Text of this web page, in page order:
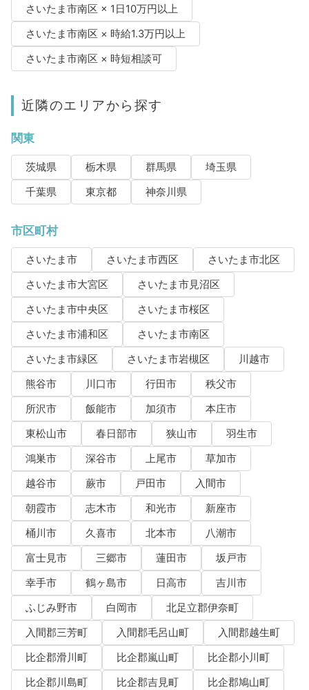
さいたま市南区 × 1日10万円以上
さいたま市南区 × 時給1.3万円以上
さいたま市南区 × 時短相談可
近隣のエリアから探す
関東
茨城県 栃木県 群馬県
埼玉県
千葉県
東京都 神奈川県
市区町村
さいたま市 さいたま市西区
さいたま市北区
さいたま市大宮区
さいたま市見沼区
さいたま市中央区
さいたま市桜区
さいたま市浦和区
さいたま市南区
さいたま市緑区
さいたま市岩槻区
川越市
熊谷市
川口市 行田市
秩父市
所沢市
飯能市 加須市
本庄市
東松山市
春日部市 狭山市
羽生市
鴻巣市
深谷市 上尾市
草加市
越谷市
蕨市 戸田市
入間市
朝霞市
志木市 和光市
新座市
桶川市
久喜市 北本市
八潮市
富士見市
三郷市 蓮田市
坂戸市
幸手市
鶴ヶ島市 日高市
吉川市
ふじみ野市
白岡市
北足立郡伊奈町
入間郡三芳町
入間郡毛呂山町
入間郡越生町
比企郡滑川町
比企郡嵐山町
比企郡小川町
比企郡川島町
比企郡吉見町
比企郡鳩山町